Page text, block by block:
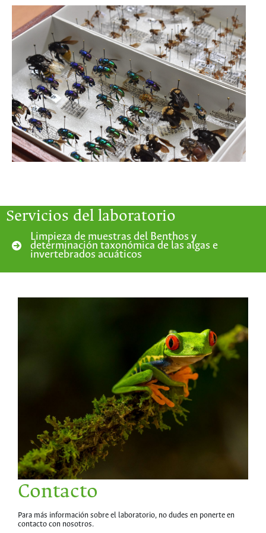
Servicios del laboratorio
Limpieza de muestras del Benthos y
determinación taxonómica de las algas e
invertebrados acuáticos
Contacto
Para más información sobre el laboratorio, no dudes en ponerte en
contacto con nosotros.